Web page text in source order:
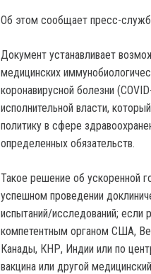
Об этом сообщает пресс-
Документ устанавливает
медицинских
коронавирусной болезни
исполнительной власти,
политику в сфере
определенных обязательств.
Такое решение об ускоренной
успешном проведении
испытаний/исследований; если
компетентным органом США,
Канады, КНР, Индии или по
вакцина или другой